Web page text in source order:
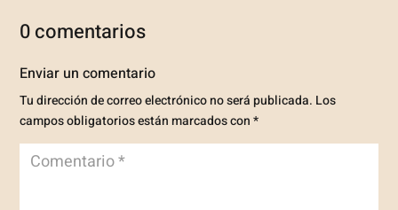
0 comentarios
Enviar un comentario
Tu dirección de correo electrónico no será publicada. Los
campos obligatorios están marcados con*